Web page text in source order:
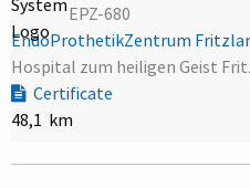
EPZ-680
EndoProthetikZentrum Fritzlar
Hospital zum heiligen Geist
Certificate
48,1 km